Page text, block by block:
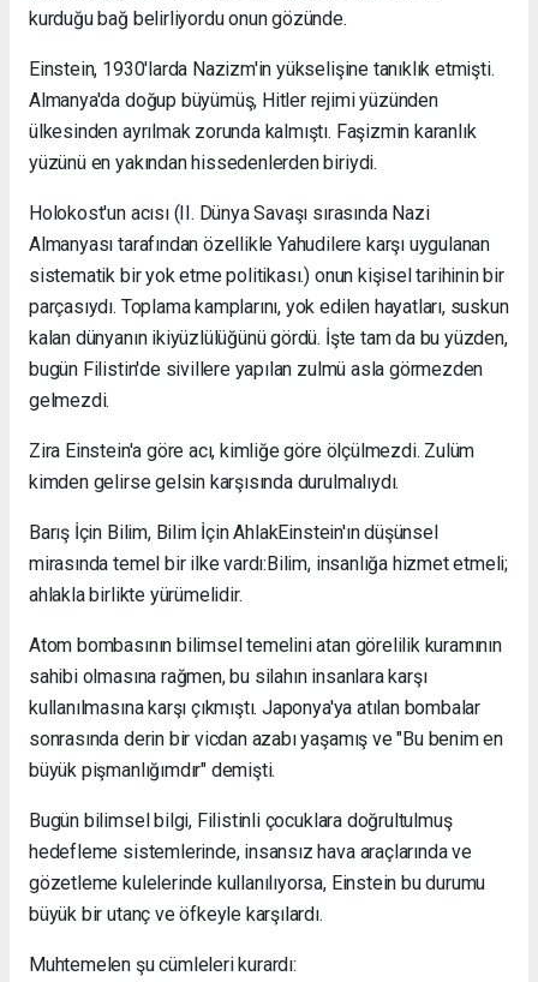
kurduğu bağ belirliyordu onun gözünde.
Einstein, 1930'larda Nazizm'in yükselişine tanıklık etmişti.
Almanya'da doğup büyümüş, Hitler rejimi yüzünden
ülkesinden ayrılmak zorunda kalmıştı. Faşizmin karanlık
yüzünü en yakından hissedenlerden biriydi.
Holokost'un acısı (II. Dünya Savaşı sırasında Nazi
Almanyası tarafından özellikle Yahudilere karşı uygulanan
sistematik bir yok etme politikası.) onun kişisel tarihinin bir
parçasıydı. Toplama kamplarını, yok edilen hayatları, suskun
kalan dünyanın ikiyüzlülüğünü gördü. İşte tam da bu yüzden,
bugün Filistin'de sivillere yapılan zulmü asla görmezden
gelmezdi.
Zira Einstein'a göre acı, kimliğe göre ölçülmezdi. Zulüm
kimden gelirse gelsin karşısında durulmalıydı.
Barış İçin Bilim, Bilim İçin AhlakEinstein'ın düşünsel
mirasında temel bir ilke vardı:Bilim, insanlığa hizmet etmeli;
ahlakla birlikte yürümelidir.
Atom bombasının bilimsel temelini atan görelilik kuramının
sahibi olmasına rağmen, bu silahın insanlara karşı
kullanılmasına karşı çıkmıştı. Japonya'ya atılan bombalar
sonrasında derin bir vicdan azabı yaşamış ve "Bu benim en
büyük pişmanlığımdır" demişti.
Bugün bilimsel bilgi, Filistinli çocuklara doğrultulmuş
hedefleme sistemlerinde, insansız hava araçlarında ve
gözetleme kulelerinde kullanılıyorsa, Einstein bu durumu
büyük bir utanç ve öfkeyle karşılardı.
Muhtemelen şu cümleleri kurardı: